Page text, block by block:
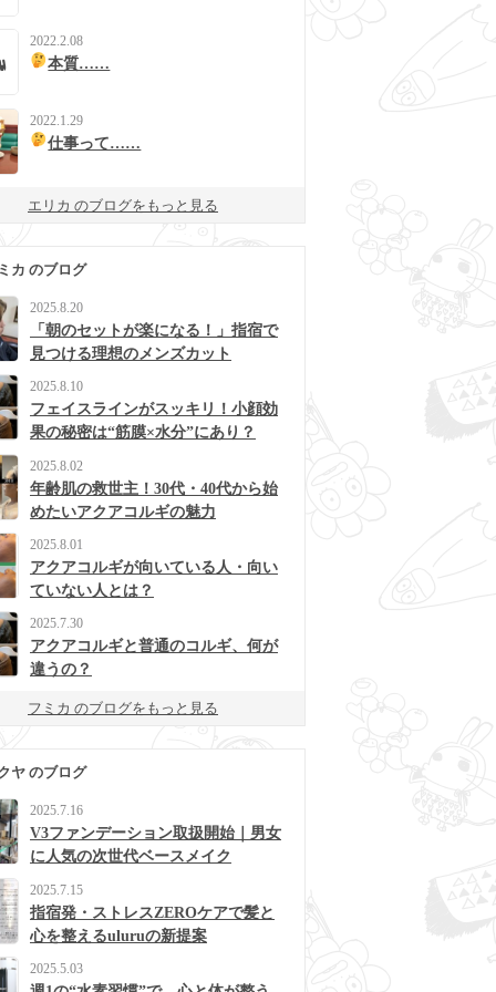
2022.2.08
本質……
2022.1.29
仕事って……
エリカ のブログをもっと見る
カ のブログ
2025.8.20
「朝のセットが楽になる！」指宿で
見つける理想のメンズカット
2025.8.10
フェイスラインがスッキリ！小顔効
果の秘密は“筋膜×水分”にあり？
2025.8.02
年齢肌の救世主！30代・40代から始
めたいアクアコルギの魅力
2025.8.01
アクアコルギが向いている人・向い
ていない人とは？
2025.7.30
アクアコルギと普通のコルギ、何が
違うの？
フミカ のブログをもっと見る
ヤ のブログ
2025.7.16
V3ファンデーション取扱開始｜男女
に人気の次世代ベースメイク
2025.7.15
指宿発・ストレスZEROケアで髪と
心を整えるuluruの新提案
2025.5.03